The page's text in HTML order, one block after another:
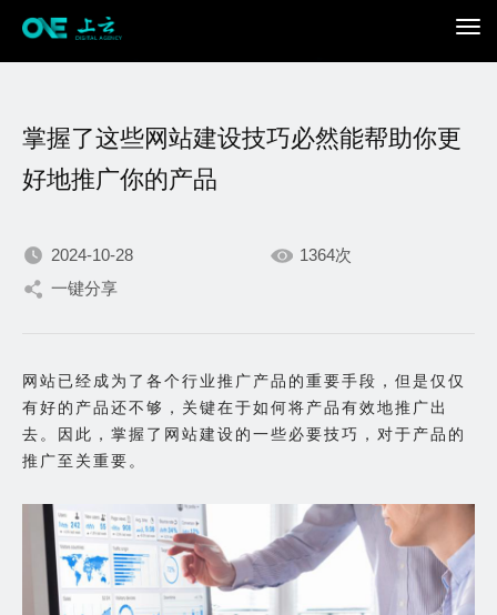
我们不断积累持续专注，
出色的你。
掌握了这些网站建设技巧必然能帮助你更
好地推广你的产品
2024-10-28
1364次
一键分享
网站已经成为了各个行业推广产品的重要手段，但是仅仅
有好的产品还不够，关键在于如何将产品有效地推广出
去。因此，掌握了网站建设的一些必要技巧，对于产品的
推广至关重要。